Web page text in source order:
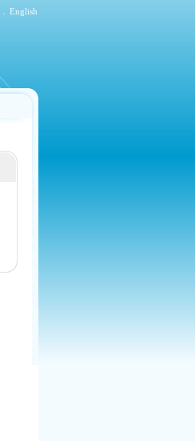
English